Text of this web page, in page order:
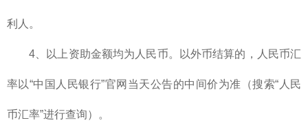
利人。
4、以上资助金额均为人民币。以外币结算的，人民币汇
率以“中国人民银行”官网当天公告的中间价为准（搜索“人民
币汇率”进行查询）。